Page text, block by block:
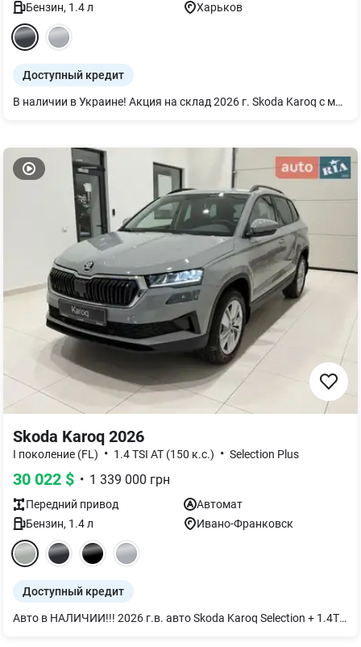
Бензин, 1.4л Харьков
Доступный кредит
В наличии в Украине! Акция на склад 2026 г. Skoda Karoq с мощным 1.4 TSI двигателем на 150 л.с. с 8-ступенчатым автоматом Aisin. Комплектация автомобиля Selection Plus: - климат-контроль 2х зонный - обогрев сидений, руля и лобового стекла - камера заднего вида - Светодиодная оптика - диски R17 - датчики парковки передние и задние - радар аварийной остановки - мультируль - круиз-контроль да много другого. Автомобиль можно приобрести в кредит или по программе Трейд-Ин.
Skoda Karoq 2026
I поколение (FL) • 1.4 TSI AT (150 к.с.) • Selection Plus
30 022 $ • 1 339 000 грн
Передний привод
Автомат
Бензин, 1.4л Ивано-Франковск
Доступный кредит
Авто в НАЛИЧИИ!!! 2026 г.в. авто Skoda Karoq Selection + 1.4TSI 110kw / 150 л.с. 8 AT гидротрансформатор AISIN (Автоматическая КПП) в сером цвете STEEL M3M3 Комплектация : Selection + Дополнительные опции: Дополнительные опции: – Электрический багажник Виртуальная педаль с взмахом ноги – Лобовое стекло с подогревом – Подогрев передних и задних сидений – "PARK DISTANCE CONTROL" - датчики парковки спереди и сзади – С камерой заднего вида Стоимость авто 1 339 000 грн с НДС. За более подробной информацией обращайтесь по номеру телефона